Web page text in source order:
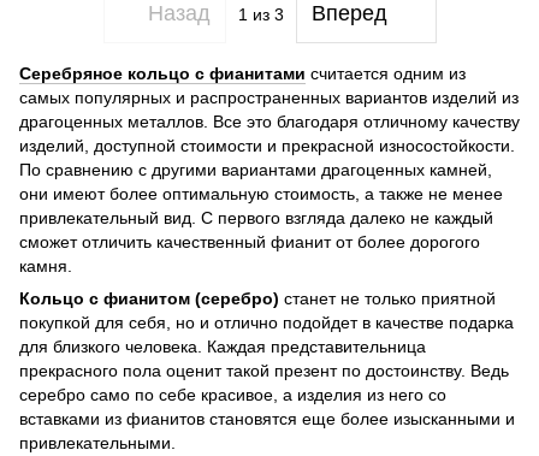
Назад 1 из 3 Вперед
Серебряное кольцо с фианитами считается одним из
самых популярных и распространенных вариантов изделий из
драгоценных металлов. Все это благодаря отличному качеству
изделий, доступной стоимости и прекрасной износостойкости.
По сравнению с другими вариантами драгоценных камней,
они имеют более оптимальную стоимость, а также не менее
привлекательный вид. С первого взгляда далеко не каждый
сможет отличить качественный фианит от более дорогого
камня.
Кольцо с фианитом (серебро) станет не только приятной
покупкой для себя, но и отлично подойдет в качестве подарка
для близкого человека. Каждая представительница
прекрасного пола оценит такой презент по достоинству. Ведь
серебро само по себе красивое, а изделия из него со
вставками из фианитов становятся еще более изысканными и
привлекательными.